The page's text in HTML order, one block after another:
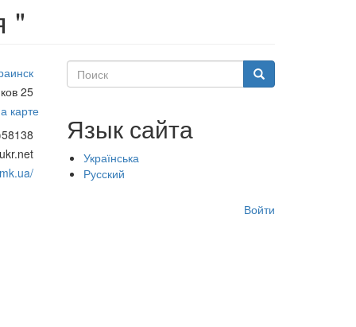
"
25
карте
Поиск Поиск
Язык сайта
Українська
Русский
Войти